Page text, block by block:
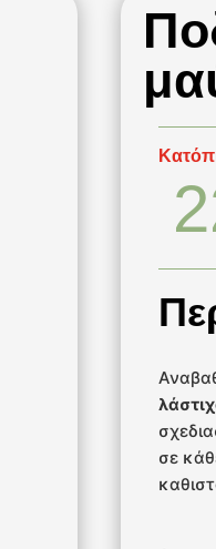
σε